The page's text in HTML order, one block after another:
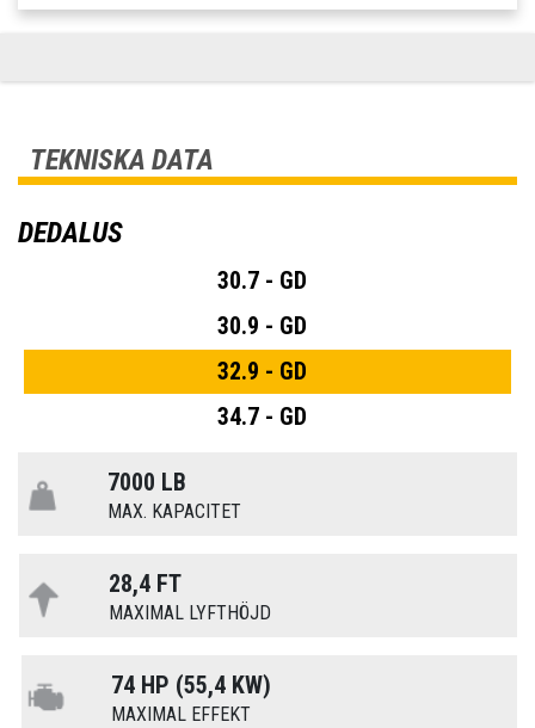
TEKNISKA DATA
DEDALUS
30.7 - GD
30.9 - GD
32.9 - GD
34.7 - GD
7000 LB
MAX. KAPACITET
28,4 FT
MAXIMAL LYFTHÖJD
74 HP (55,4 KW)
MAXIMAL EFFEKT